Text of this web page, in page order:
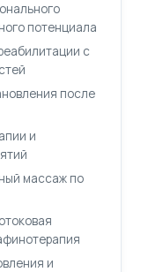
потенциала
с
после
и
массаж по
и